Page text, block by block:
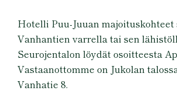
Hotelli Puu-Juuan
Vanhantien varrella tai sen
Seurojentalon löydät osoitteesta
Vastaanottomme on Jukolan
Vanhatie 8.